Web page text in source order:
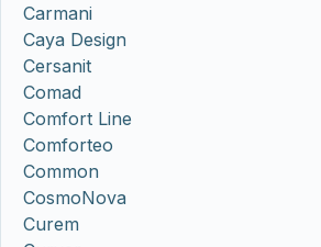
Carmani
Caya Design
Cersanit
Comad
Comfort Line
Comforteo
Common
CosmoNova
Curem